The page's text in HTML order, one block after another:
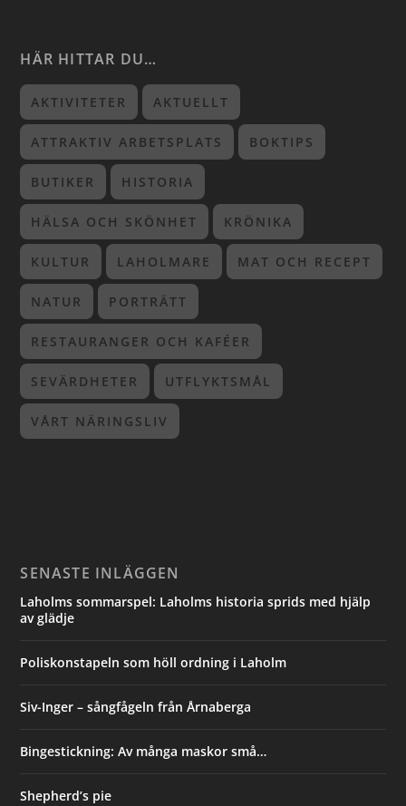
HÄR HITTAR DU…
AKTIVITETER AKTUELLT
ATTRAKTIV ARBETSPLATS BOKTIPS
BUTIKER HISTORIA
HÄLSA OCH SKÖNHET KRÖNIKA
KULTUR LAHOLMARE MAT OCH RECEPT
NATUR PORTRÄTT
RESTAURANGER OCH KAFÉER
SEVÄRDHETER UTFLYKTSMÅL
VÅRT NÄRINGSLIV
SENASTE INLÄGGEN
Laholms sommarspel: Laholms historia sprids med hjälp
av glädje
Poliskonstapeln som höll ordning i Laholm
Siv-Inger – sångfågeln från Årnaberga
Bingestickning: Av många maskor små…
Shepherd’s pie